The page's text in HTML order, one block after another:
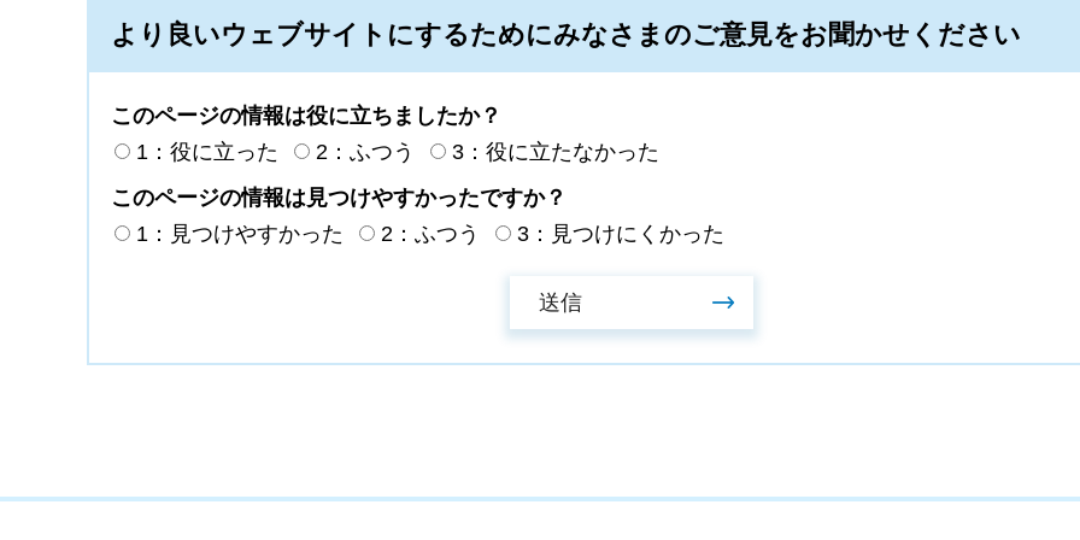
より良いウェブサイトにするためにみなさまのご意見をお聞かせください
このページの情報は役に立ちましたか？
1：役に立った
2：ふつう
3：役に立たなかった
このページの情報は見つけやすかったですか？
1：見つけやすかった
2：ふつう 3：見つけにくかった